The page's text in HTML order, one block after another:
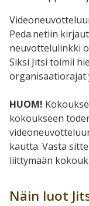
Peda.netiin
neuvottelulinkki
Siksi Jitsi toimii
organisaatiorajat
HUOM!
kokoukseen
kautta. Vasta
liittymään
Näin luot